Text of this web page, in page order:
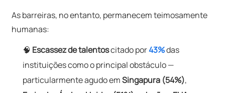
As barreiras, no entanto, permanecem teimosamente
humanas:
🧠 Escassez de talentoscitado por43%das
instituições como o principal obstáculo —
particularmente agudo emSingapura (54%),